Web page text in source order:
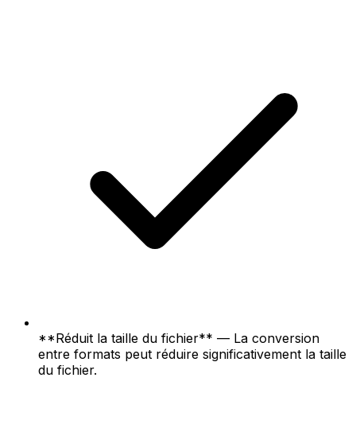
**Réduit la taille du fichier** — La conversion
entre formats peut réduire significativement la taille
du fichier.